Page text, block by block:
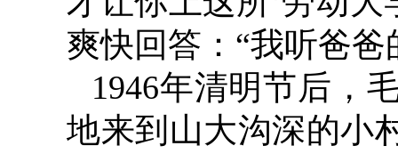
爽快回答：“我听爸
1946年清明节后，
地来到山大沟深的小